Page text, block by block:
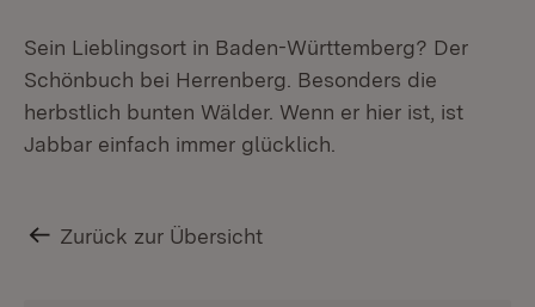
Sein Lieblingsort in Baden-Württemberg? Der
Schönbuch bei Herrenberg. Besonders die
herbstlich bunten Wälder. Wenn er hier ist, ist
Jabbar einfach immer glücklich.
Zurück zur Übersicht